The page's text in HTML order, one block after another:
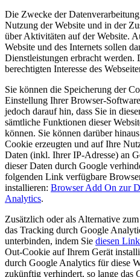
Die Zwecke der
Nutzung der Website und in der
über Aktivitäten auf der Website.
Website und des Internets sollen
Dienstleistungen erbracht werden.
berechtigten Interesse des
Sie können die Speicherung der
Einstellung Ihrer Browser-
jedoch darauf hin, dass Sie in
sämtliche Funktionen dieser
können. Sie können darüber
Cookie erzeugten und auf Ihre
Daten (inkl. Ihrer IP-Adresse) an
dieser Daten durch Google
folgenden Link verfügbare
installieren: Browser Add On zur
Analytics.
Zusätzlich oder als Alternative
das Tracking durch Google
unterbinden, indem Sie diesen
Out-Cookie auf Ihrem Gerät
durch Google Analytics für diese
zukünftig verhindert, so lange das